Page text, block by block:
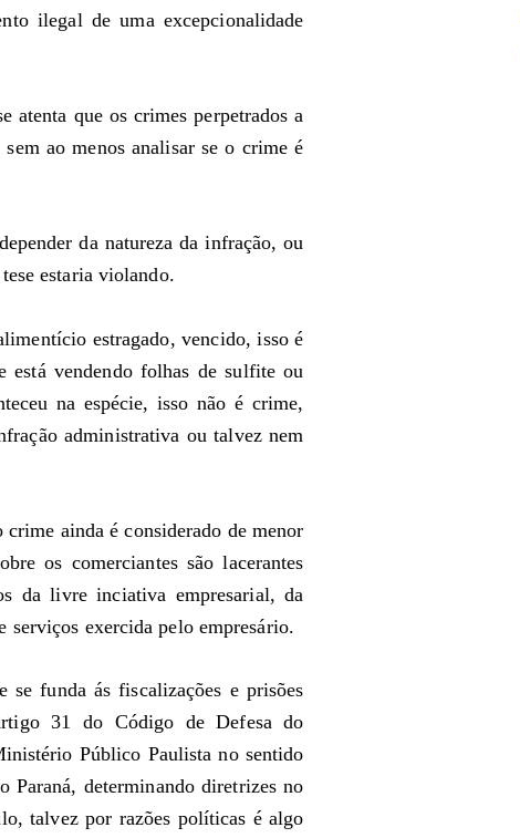
ilegal de uma excepcionalidade
atenta que os crimes perpetrados a
ao menos analisar se o crime é
da natureza da infração, ou
estaria violando.
estragado, vencido, isso é
vendendo folhas de sulfite ou
na espécie, isso não é crime,
administrativa ou talvez nem
ainda é considerado de menor
os comerciantes são lacerantes
da livre inciativa empresarial, da
serviços exercida pelo empresário.
funda ás fiscalizações e prisões
31 do Código de Defesa do
Público Paulista no sentido
determinando diretrizes no
talvez por razões políticas é algo